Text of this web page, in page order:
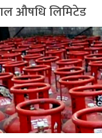
औषधि लिमिटेड